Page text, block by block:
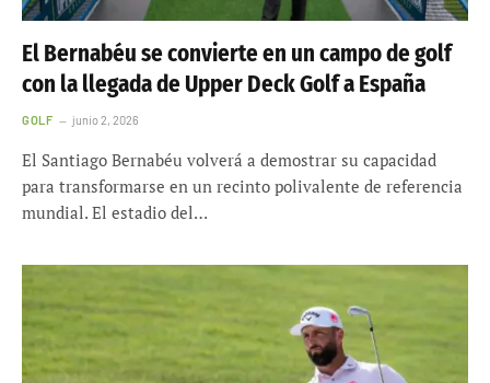
El Bernabéu se convierte en un campo de golf
con la llegada de Upper Deck Golf a España
GOLF junio 2, 2026
El Santiago Bernabéu volverá a demostrar su capacidad
para transformarse en un recinto polivalente de referencia
mundial. El estadio del…